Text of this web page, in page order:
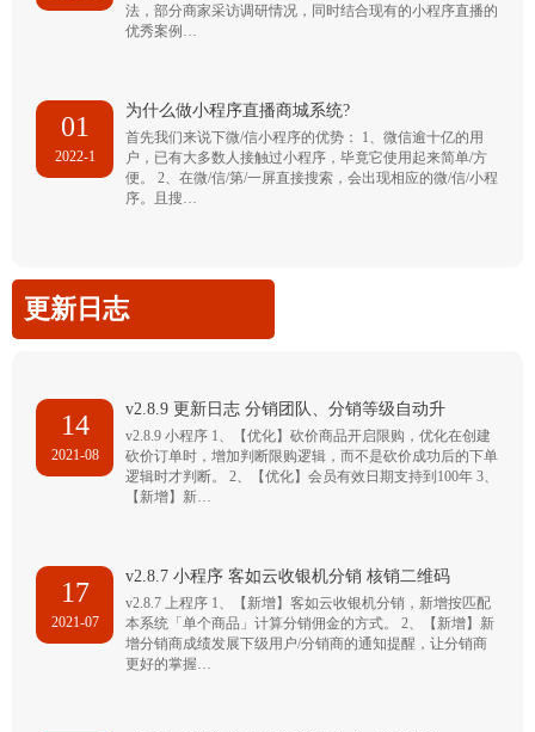
法，部分商家采访调研情况，同时结合现有的小程序直播的
优秀案例…
01
2022-1
为什么做小程序直播商城系统?
首先我们来说下微/信小程序的优势： 1、微信逾十亿的用
户，已有大多数人接触过小程序，毕竟它使用起来简单/方
便。 2、在微/信/第/一屏直接搜索，会出现相应的微/信/小程
序。且搜…
更新日志
14
2021-08
v2.8.9 更新日志 分销团队、分销等级自动升
v2.8.9 小程序 1、【优化】砍价商品开启限购，优化在创建
砍价订单时，增加判断限购逻辑，而不是砍价成功后的下单
逻辑时才判断。 2、【优化】会员有效日期支持到100年 3、
【新增】新…
17
2021-07
v2.8.7 小程序 客如云收银机分销 核销二维码
v2.8.7 上程序 1、【新增】客如云收银机分销，新增按匹配
本系统「单个商品」计算分销佣金的方式。 2、【新增】新
增分销商成绩发展下级用户/分销商的通知提醒，让分销商
更好的掌握…